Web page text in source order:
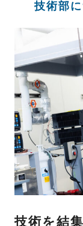
技術部
技術を結